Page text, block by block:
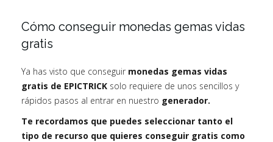
Cómo conseguir monedas gemas vidas
gratis
Ya has visto que conseguir monedas gemas vidas
gratis de EPICTRICK solo requiere de unos sencillos y
rápidos pasos al entrar en nuestro generador.
Te recordamos que puedes seleccionar tanto el
tipo de recurso que quieres conseguir gratis como